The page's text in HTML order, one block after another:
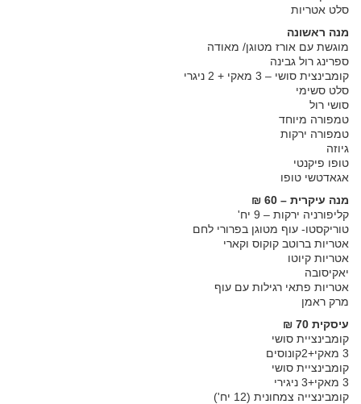
סלט אטריות
מנה ראשונה
מוגשת עם אורז מטוגן/ מאודה
ספרינג רול גבינה
קומבינצית סושי – 3 מאקי + 2 ניגרי
סלט סשימי
סושי רול
טמפורה מיוחד
טמפורה ירקות
גיוזה
טופו פיקנטי
אגאדטשי טופו
מנה עיקרית – 60 ₪
קליפורניה ירקות – 9 יח'
טוריקסטו- עוף מטוגן בפרורי לחם
אטריות ברוטב קוקוס וקארי
אטריות קיוטו
יאקיסובה
אטריות פתאי רגילות עם עוף
מרק ראמן
עיסקית 70 ₪
קומבינציית סושי
3 מאקי+2קונוסים
קומבינציית סושי
3 מאקי+3 ניגירי
קומבינצייה צמחונית (12 יח')